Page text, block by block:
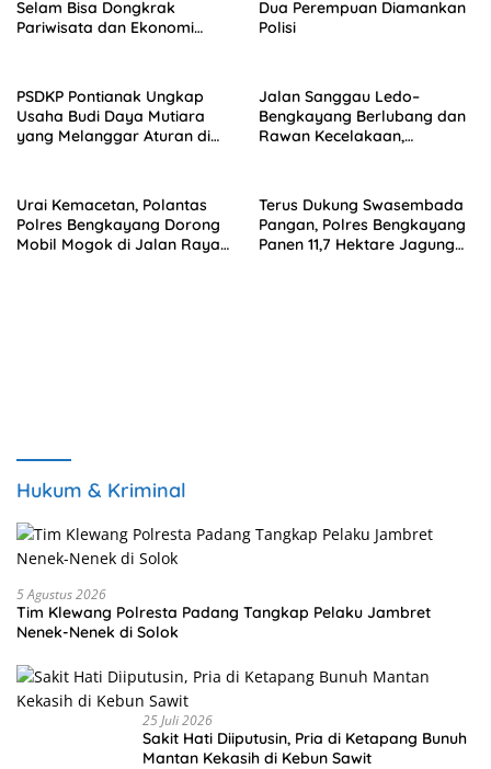
Selam Bisa Dongkrak
Pariwisata dan Ekonomi
Dua Perempuan Diamankan
Polisi
PSDKP Pontianak Ungkap
Usaha Budi Daya Mutiara
yang Melanggar Aturan di
Jalan Sanggau Ledo–
Bengkayang Berlubang dan
Rawan Kecelakaan,
Urai Kemacetan, Polantas
Polres Bengkayang Dorong
Mobil Mogok di Jalan Raya
Terus Dukung Swasembada
Pangan, Polres Bengkayang
Panen 11,7 Hektare Jagung
Hukum & Kriminal
5 Agustus 2026
Tim Klewang Polresta Padang Tangkap Pelaku Jambret
Nenek-Nenek di Solok
25 Juli 2026
Sakit Hati Diiputusin, Pria di Ketapang Bunuh
Mantan Kekasih di Kebun Sawit